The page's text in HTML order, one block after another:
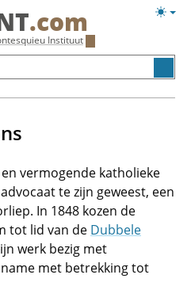
.com
Instituut
vermogende katholieke
te zijn geweest, een
In 1848 kozen de
tot lid van de Dubbele
werk bezig met
met betrekking tot